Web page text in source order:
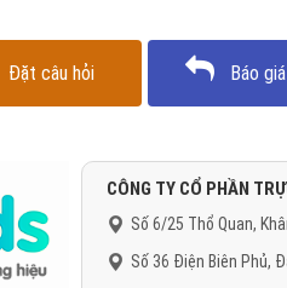
Đặt câu hỏi Báo
CÔNG TY CỔ PHẦN
Số 6/25 Thổ Quan,
Số 36 Điện Biên Phủ,